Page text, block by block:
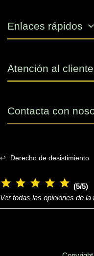
Enlaces rápidos
Atención al cliente
Contacta con
↩ Derecho de desistimiento
(5/5)
Ver todas las opiniones de la